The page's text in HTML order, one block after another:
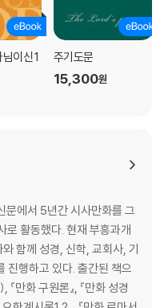
이신 1
주기도문
15,300원
문에서 5년간 시사만화를 그
로 활동했다. 현재 부흥과개
함께 성경, 신학, 교회사, 기
진행하고 있다. 출간된 책으
만화 구원론』, 『만화 성경